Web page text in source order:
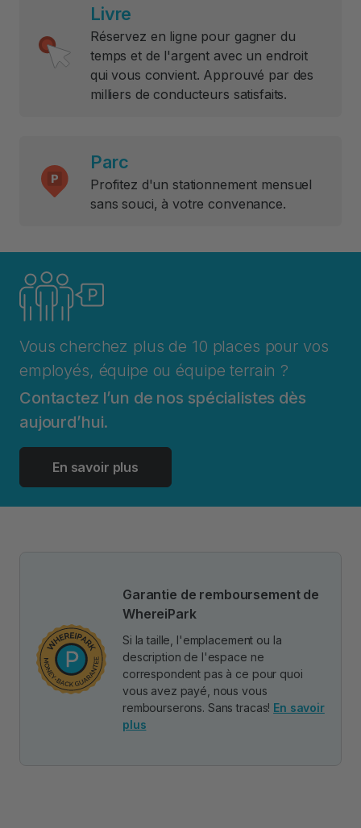
Livre
Réservez en ligne pour gagner du
temps et de l'argent avec un endroit
qui vous convient. Approuvé par des
milliers de conducteurs satisfaits.
Parc
Profitez d'un stationnement mensuel
sans souci, à votre convenance.
Vous cherchez plus de 10 places pour vos
employés, équipe ou équipe terrain ?
Contactez l’un de nos spécialistes dès
aujourd’hui.
En savoir plus
Garantie de remboursement de
WhereiPark
Si la taille, l'emplacement ou la
description de l'espace ne
correspondent pas à ce pour quoi
vous avez payé, nous vous
rembourserons. Sans tracas! En savoir
plus